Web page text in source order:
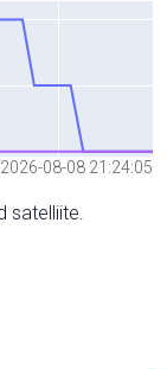
08-08 21:24:05
satelliite.